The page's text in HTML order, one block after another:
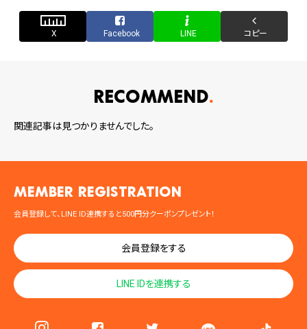
X Facebook LINE コピー
RECOMMEND
関連記事は見つかりませんでした。
MEMBER registration
会員登録して、LINE ID連携すると500円分クーポンプレゼント！
会員登録をする
LINE IDを連携する